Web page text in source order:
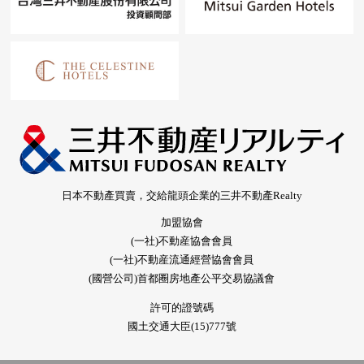
日本不動產買賣，交給龍頭企業的三井不動產Realty
加盟協會
(一社)不動産協會會員
(一社)不動産流通經營協會會員
(國營公司)首都圈房地產公平交易協議會
許可的證號碼
國土交通大臣(15)777號